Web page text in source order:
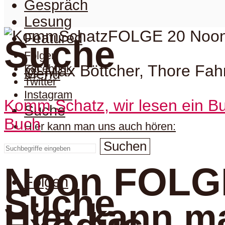
Folgen
Facebook
Twitter
Instagram
Hier kann man uns auch hören:
Suche
Suchen
Folgen
Gespräch
Lesung
Featured
Menu
Suche
Suche
@ Max Böttcher, Thore
Komm Schatz, wir lesen ein
Buch
Noon